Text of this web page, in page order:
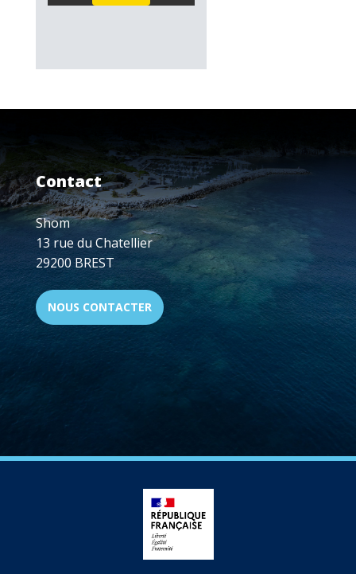
Contact
Shom
13 rue du Chatellier
29200 BREST
NOUS CONTACTER